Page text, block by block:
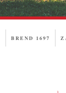
BREND 1697